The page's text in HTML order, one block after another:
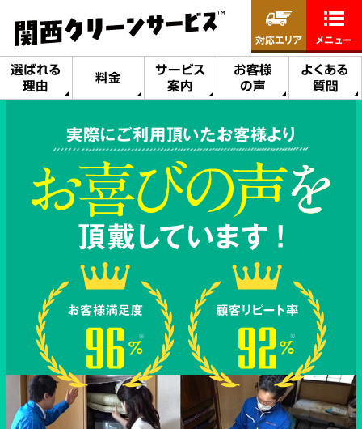
選ばれる
理由
料金
サービス
案内
お客様
の声
よくある
質問
対応エリア メニュー
実際にご利用頂いたお客様より